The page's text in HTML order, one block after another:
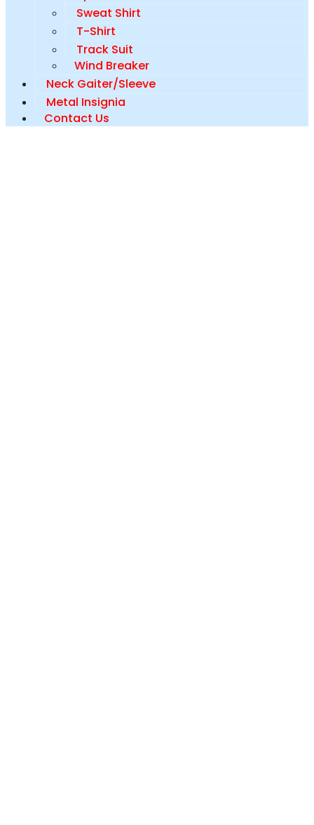
Sweat Shirt
T-Shirt
Track Suit
Wind Breaker
Neck Gaiter/Sleeve
Metal Insignia
Contact Us